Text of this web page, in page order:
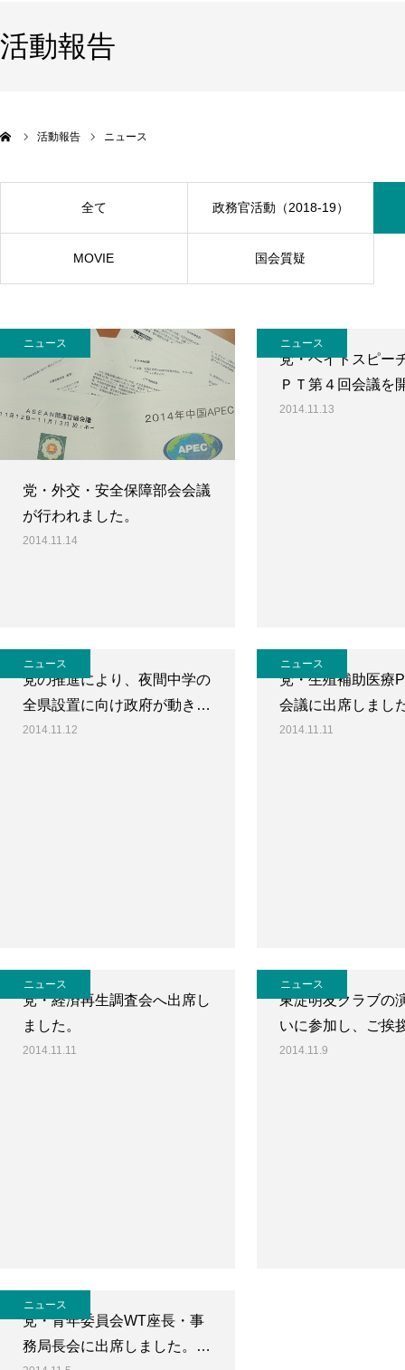
活動報告
活動報告 ニュース
全て 政務官活動（2018-19）
MOVIE 国会質疑
ニュース
党・外交・安全保障部会会議
が行われました。
2014.11.14
ニュース
党・ヘイトスピー
ＰＴ第４回会議を
2014.11.13
ニュース
党の推進により、夜間中学の
全県設置に向け政府が動き…
2014.11.12
ニュース
党・生殖補助医療
会議に出席しまし
2014.11.11
ニュース
党・経済再生調査会へ出席し
ました。
2014.11.11
ニュース
東淀明友クラブの
いに参加し、ご挨
2014.11.9
ニュース
党・青年委員会WT座長・事
務局長会に出席しました。…